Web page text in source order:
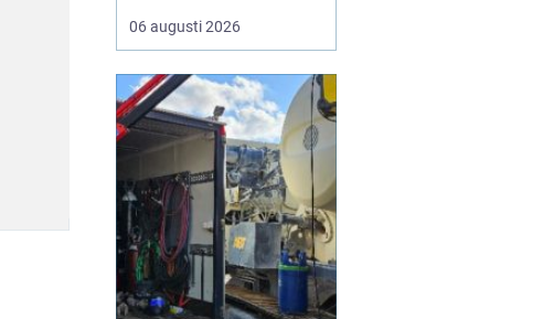
markentreprenörer och
fritidshusägare i
när nya projekt ska i
gång. Rätt sorts grus gör
skillnad för allt från en
enkel trädgårdsgång till
en tungt trafikerad
uppfart eller en s...
06 augusti 2026